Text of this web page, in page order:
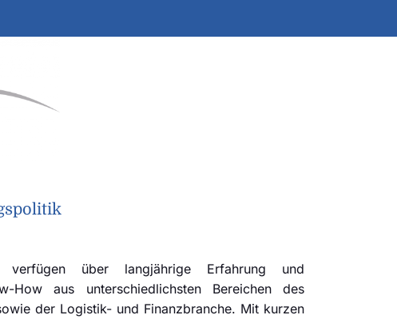
verfügen über langjährige Erfahrung und
How aus unterschiedlichsten Bereichen des
der Logistik- und Finanzbranche. Mit kurzen